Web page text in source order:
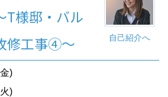
自己紹介へ
T様邸・バル
修工事④～
)
)